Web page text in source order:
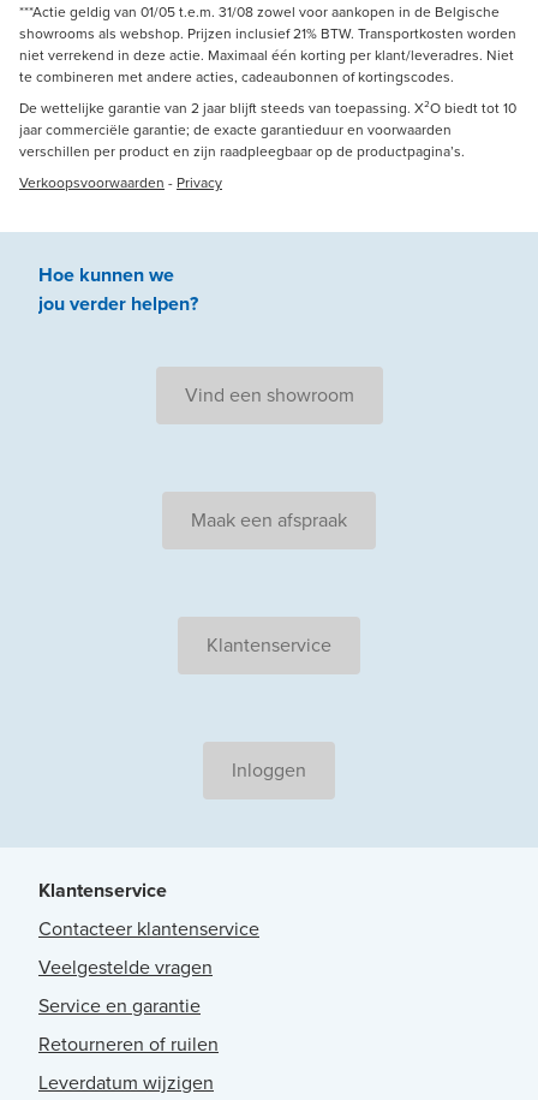
***Actie geldig van 01/05 t.e.m. 31/08 zowel voor aankopen in de Belgische
showrooms als webshop. Prijzen inclusief 21% BTW. Transportkosten worden
niet verrekend in deze actie. Maximaal één korting per klant/leveradres. Niet
te combineren met andere acties, cadeaubonnen of kortingscodes.
De wettelijke garantie van 2 jaar blijft steeds van toepassing. X²O biedt tot 10
jaar commerciële garantie; de exacte garantieduur en voorwaarden
verschillen per product en zijn raadpleegbaar op de productpagina’s.
Verkoopsvoorwaarden - Privacy
Hoe kunnen we
jouverder helpen?
Vind een showroom
Maak een afspraak
Klantenservice
Inloggen
Klantenservice
Contacteer klantenservice
Veelgestelde vragen
Service en garantie
Retourneren of ruilen
Leverdatum wijzigen